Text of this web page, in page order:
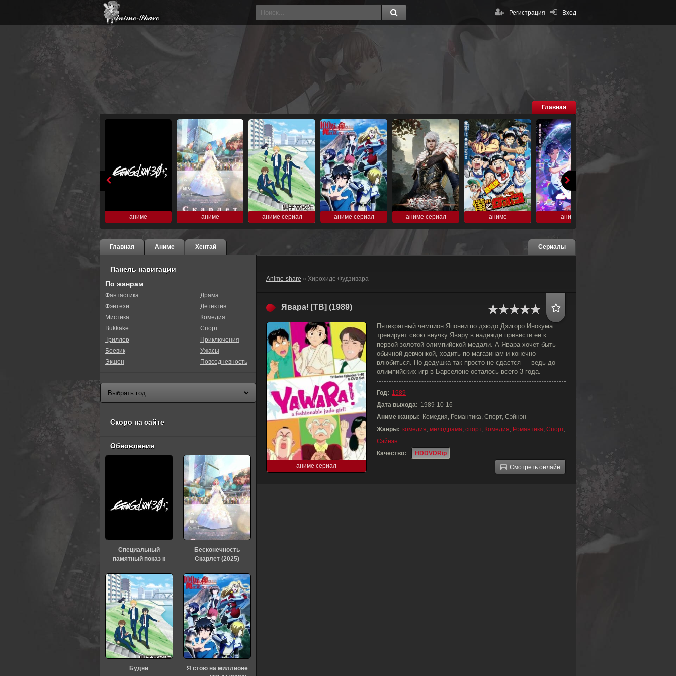
Вход
Регистрация
Главная
аниме аниме аниме сериал аниме сериал аниме сериал аниме аниме
Главная Аниме Хентай Сериалы
Anime-share » Хирохиде Фудзивара
Явара! [ТВ] (1989)
аниме сериал
Пятикратный чемпион Японии по дзюдо Дзигоро Инокума
тренирует свою внучку Явару в надежде привести ее к
первой золотой олимпийской медали. А Явара хочет быть
обычной девчонкой, ходить по магазинам и конечно
влюбиться. Но дедушка так просто не сдастся — ведь до
олимпийских игр в Барселоне осталось всего 3 года.
Год: 1989
Дата выхода: 1989-10-16
Аниме жанры: Комедия, Романтика, Спорт, Сэйнэн
Жанры: комедия, мелодрама, спорт, Комедия, Романтика, Спорт,
Сэйнэн
Качество:
HDDVDRip
Смотреть онлайн
Панель навигации
По жанрам
Фантастика
Фэнтези
Мистика
Bukkake
Триллер
Боевик
Экшен
Драма
Детектив
Комедия
Спорт
Приключения
Ужасы
Повседневность
Скоро на сайте
Обновления
Специальный
памятный показ к
«Евангелиона» (2026)
Бесконечность
Скарлет (2025)
Будни
Я стою на миллионе